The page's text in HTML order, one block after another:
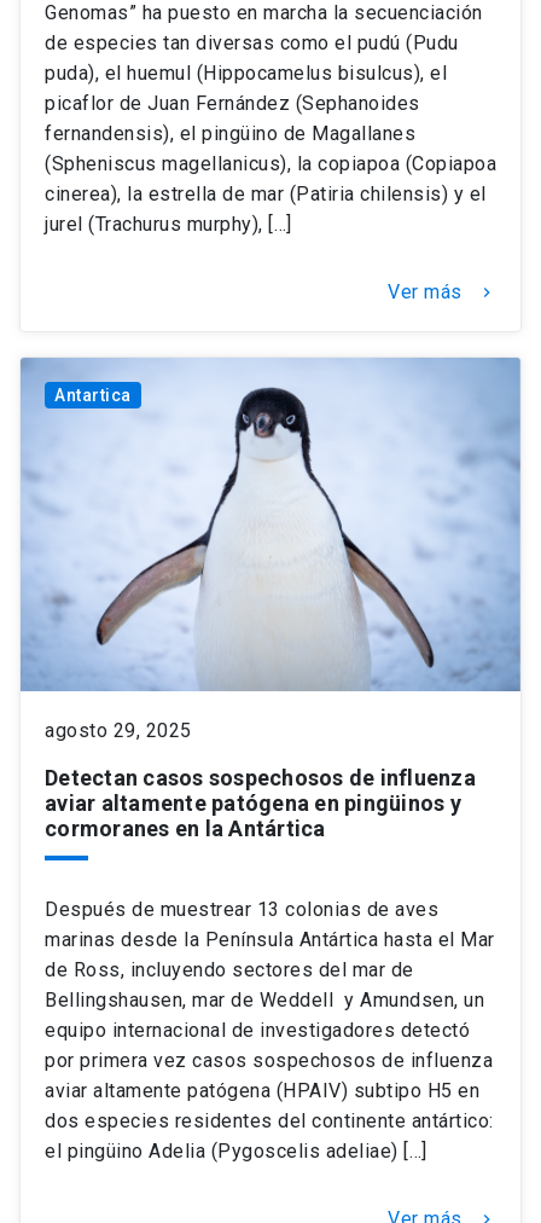
Genomas” ha puesto en marcha la secuenciación
de especies tan diversas como el pudú (Pudu
puda), el huemul (Hippocamelus bisulcus), el
picaflor de Juan Fernández (Sephanoides
fernandensis), el pingüino de Magallanes
(Spheniscus magellanicus), la copiapoa (Copiapoa
cinerea), la estrella de mar (Patiria chilensis) y el
jurel (Trachurus murphy), […]
Ver más keyboard_arrow_right
Antartica
agosto 29, 2025
Detectan casos sospechosos de influenza
aviar altamente patógena en pingüinos y
cormoranes en la Antártica
Después de muestrear 13 colonias de aves
marinas desde la Península Antártica hasta el Mar
de Ross, incluyendo sectores del mar de
Bellingshausen, mar de Weddell y Amundsen, un
equipo internacional de investigadores detectó
por primera vez casos sospechosos de influenza
aviar altamente patógena (HPAIV) subtipo H5 en
dos especies residentes del continente antártico:
el pingüino Adelia (Pygoscelis adeliae) […]